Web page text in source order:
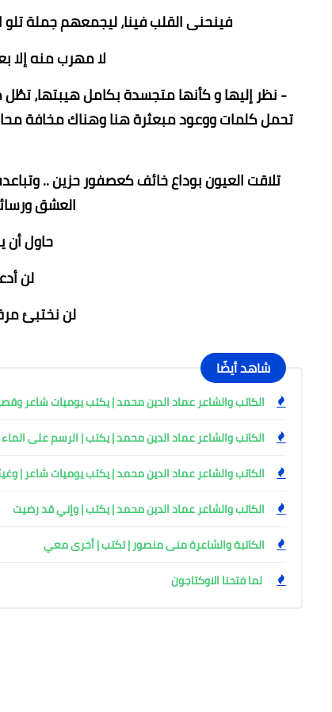
فينحنى القلب فينا، ليجمعهم جملة
لا مهرب منه إلا
- نظر إليها و كأنها متجسدة بكامل هيبتها،
تحمل كلمات ووعود مبعثرة هنا وهناك مخافة
تلاقت العيون بوداع خائف كعصفور حزين ..
العشق
حاول أن
لن
لن نختبئ
شاهد أيضًا
الكاتب والشاعر عماد الدين محمد | يكتب يوميات شاعر
الكاتب والشاعر عماد الدين محمد | يكتب | الرسم على الماء
الكاتب والشاعر عماد الدين محمد | يكتب يوميات شاعر |
الكاتب والشاعر عماد الدين محمد | يكتب | وإني قد رضيت
الكاتبة والشاعرة منى منصور | تكتب | أخرى معي
لما فتحنا الاوكتاجون